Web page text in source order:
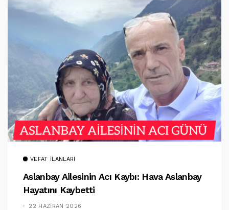
VEFAT İLANLARI
Aslanbay Ailesinin Acı Kaybı: Hava Aslanbay
Hayatını Kaybetti
22 HAZIRAN 2026